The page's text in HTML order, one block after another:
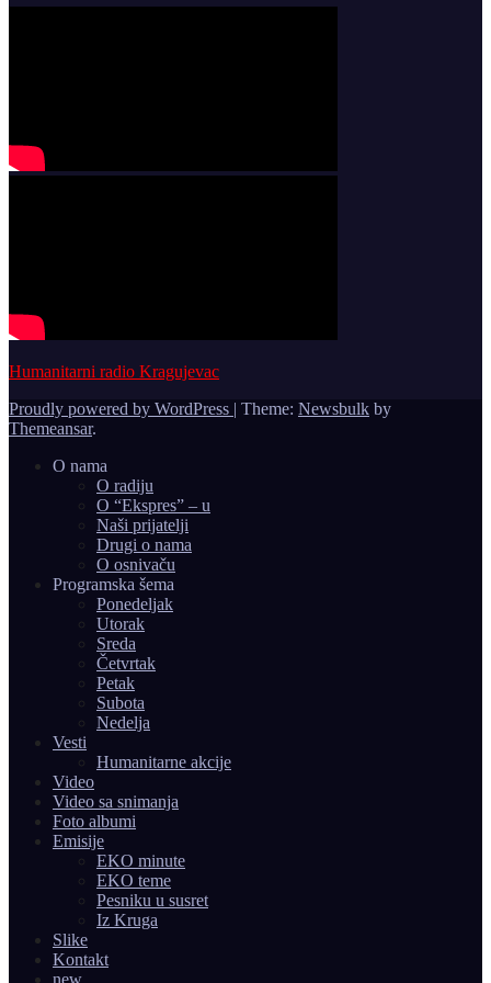
Humanitarni radio Kragujevac
Proudly powered by WordPress | Theme: Newsbulk by
Themeansar.
O nama
O radiju
O “Ekspres” – u
Naši prijatelji
Drugi o nama
O osnivaču
Programska šema
Ponedeljak
Utorak
Sreda
Četvrtak
Petak
Subota
Nedelja
Vesti
Humanitarne akcije
Video
Video sa snimanja
Foto albumi
Emisije
EKO minute
EKO teme
Pesniku u susret
Iz Kruga
Slike
Kontakt
new